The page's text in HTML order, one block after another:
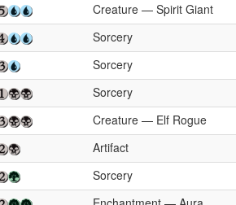
Creature — Spirit Giant
Sorcery
Sorcery
Sorcery
Creature — Elf Rogue
Artifact
Sorcery